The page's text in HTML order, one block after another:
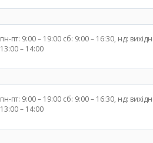
пн-пт: 9:00 – 19:00 сб: 9:00 – 16:30, нд:
13:00 – 14:00
пн-пт: 9:00 – 19:00 сб: 9:00 – 16:30, нд:
13:00 – 14:00